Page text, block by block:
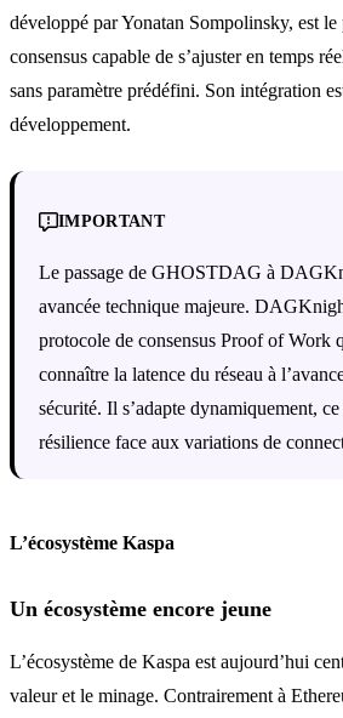
développé par Yonatan Sompolinsky, est le
consensus capable de s’ajuster en temps
sans paramètre prédéfini. Son intégration
développement.
IMPORTANT
Le passage de GHOSTDAG à
avancée technique majeure.
protocole de consensus Proof of Work
connaître la latence du réseau à
sécurité. Il s’adapte dynamiquement,
résilience face aux variations de
L’écosystème Kaspa
Un écosystème encore jeune
L’écosystème de Kaspa est aujourd’hui
valeur et le minage. Contrairement à